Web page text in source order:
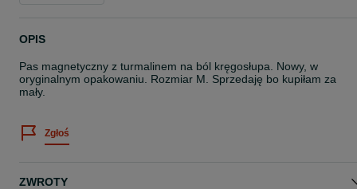
OPIS
Pas magnetyczny z turmalinem na ból kręgosłupa. Nowy, w
oryginalnym opakowaniu. Rozmiar M. Sprzedaję bo kupiłam za
mały.
Zgłoś
ZWROTY